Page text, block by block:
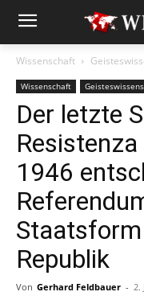
Wissenschaft
Wissenschaft
Der letzte
1946
Republik
Von Gerhard Feldbauer - 2.